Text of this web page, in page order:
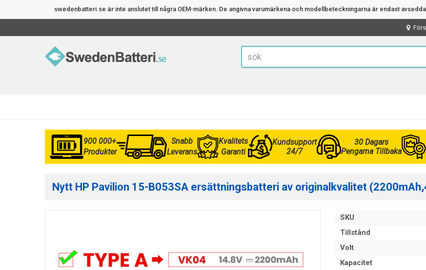
swedenbatteri.se är inte anslutet till några OEM-märken. De angivna varumärkena och modellbeteckningarna är endast
900 000+
Produkter
Snabb
Leverans
Kvalitets
Garanti
Kundsupport
24/7
30 Dagars
Pengarna Tillbaka
Nytt HP Pavilion 15-B053SA ersättningsbatteri av originalkvalitet
SKU
Tillstånd
Volt
Kapacitet